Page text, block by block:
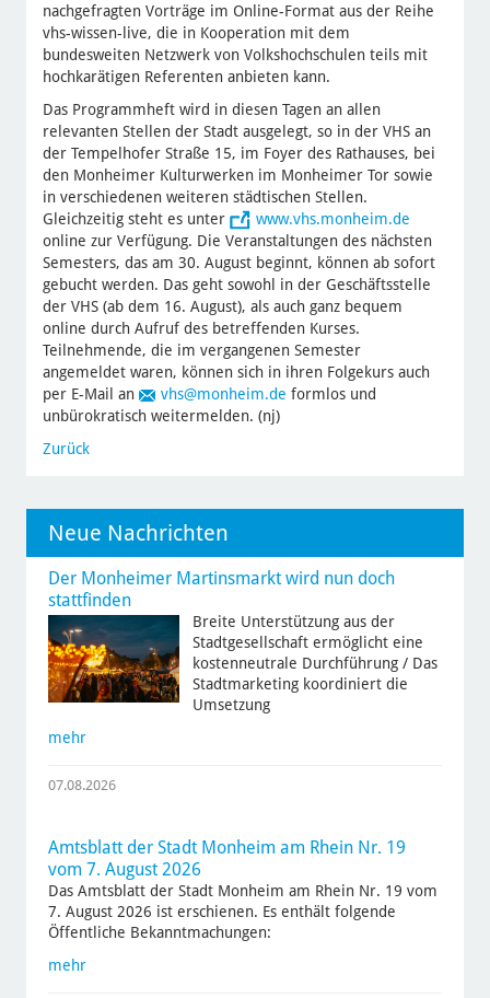
nachgefragten Vorträge im Online-Format aus der Reihe
vhs-wissen-live, die in Kooperation mit dem
bundesweiten Netzwerk von Volkshochschulen teils mit
hochkarätigen Referenten anbieten kann.
Das Programmheft wird in diesen Tagen an allen
relevanten Stellen der Stadt ausgelegt, so in der VHS an
der Tempelhofer Straße 15, im Foyer des Rathauses, bei
den Monheimer Kulturwerken im Monheimer Tor sowie
in verschiedenen weiteren städtischen Stellen.
Gleichzeitig steht es unter
www.vhs.monheim.de
online zur Verfügung. Die Veranstaltungen des nächsten
Semesters, das am 30. August beginnt, können ab sofort
gebucht werden. Das geht sowohl in der Geschäftsstelle
der VHS (ab dem 16. August), als auch ganz bequem
online durch Aufruf des betreffenden Kurses.
Teilnehmende, die im vergangenen Semester
angemeldet waren, können sich in ihren Folgekurs auch
per E-Mail an
vhs@monheim.de formlos und
unbürokratisch weitermelden. (nj)
Zurück
Neue Nachrichten
Der Monheimer Martinsmarkt wird nun doch
stattfinden
Breite Unterstützung aus der
Stadtgesellschaft ermöglicht eine
kostenneutrale Durchführung / Das
Stadtmarketing koordiniert die
Umsetzung
mehr
07.08.2026
Amtsblatt der Stadt Monheim am Rhein Nr. 19
vom 7. August 2026
Das Amtsblatt der Stadt Monheim am Rhein Nr. 19 vom
7. August 2026 ist erschienen. Es enthält folgende
Öffentliche Bekanntmachungen:
mehr